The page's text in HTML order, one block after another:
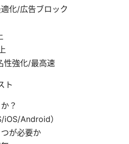
化/広告ブロック
性強化/最高速
ト
？
iOS/Android）
が必要か